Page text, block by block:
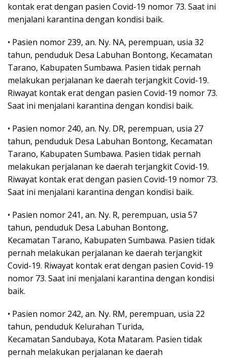
kontak erat dengan pasien Covid-19 nomor 73. Saat ini
menjalani karantina dengan kondisi baik.
• Pasien nomor 239, an. Ny. NA, perempuan, usia 32
tahun, penduduk Desa Labuhan Bontong, Kecamatan
Tarano, Kabupaten Sumbawa. Pasien tidak pernah
melakukan perjalanan ke daerah terjangkit Covid-19.
Riwayat kontak erat dengan pasien Covid-19 nomor 73.
Saat ini menjalani karantina dengan kondisi baik.
• Pasien nomor 240, an. Ny. DR, perempuan, usia 27
tahun, penduduk Desa Labuhan Bontong, Kecamatan
Tarano, Kabupaten Sumbawa. Pasien tidak pernah
melakukan perjalanan ke daerah terjangkit Covid-19.
Riwayat kontak erat dengan pasien Covid-19 nomor 73.
Saat ini menjalani karantina dengan kondisi baik.
• Pasien nomor 241, an. Ny. R, perempuan, usia 57
tahun, penduduk Desa Labuhan Bontong,
Kecamatan Tarano, Kabupaten Sumbawa. Pasien tidak
pernah melakukan perjalanan ke daerah terjangkit
Covid-19. Riwayat kontak erat dengan pasien Covid-19
nomor 73. Saat ini menjalani karantina dengan kondisi
baik.
• Pasien nomor 242, an. Ny. RM, perempuan, usia 22
tahun, penduduk Kelurahan Turida,
Kecamatan Sandubaya, Kota Mataram. Pasien tidak
pernah melakukan perjalanan ke daerah